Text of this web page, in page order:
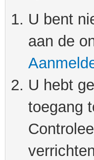
U bent
aan de
U hebt
toegang